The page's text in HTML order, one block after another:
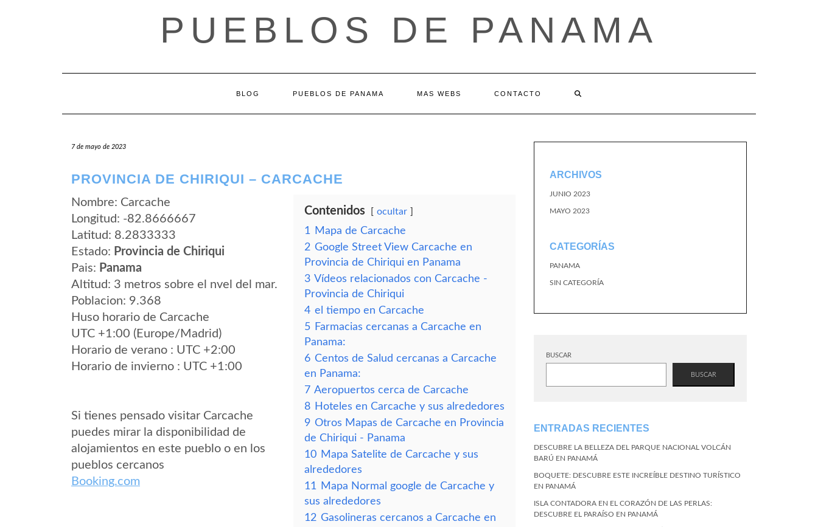
PUEBLOS DE PANAMA
BLOG PUEBLOS DE PANAMA MAS WEBS CONTACTO
7 de mayo de 2023
PROVINCIA DE CHIRIQUI – CARCACHE
Nombre: Carcache
Longitud: -82.8666667
Latitud: 8.2833333
Estado: Provincia de Chiriqui
Pais: Panama
Altitud: 3 metros sobre el nvel del mar.
Poblacion: 9.368
Huso horario de Carcache
UTC +1:00 (Europe/Madrid)
Horario de verano : UTC +2:00
Horario de invierno : UTC +1:00
Si tienes pensado visitar Carcache
puedes mirar la disponibilidad de
alojamientos en este pueblo o en los
pueblos cercanos
Booking.com
Contenidos ocultar
1
Mapa de Carcache
2 Google Street View Carcache en
Provincia de Chiriqui en Panama
3 Vídeos relacionados con Carcache -
Provincia de Chiriqui
4 el tiempo en Carcache
5 Farmacias cercanas a Carcache en
Panama:
6 Centos de Salud cercanas a Carcache
en Panama:
7 Aeropuertos cerca de Carcache
8 Hoteles en Carcache y sus alrededores
9 Otros Mapas de Carcache en Provincia
de Chiriqui - Panama
10 Mapa Satelite de Carcache y sus
alrededores
11
Mapa Normal google de Carcache y
sus alrededores
12 Gasolineras cercanos a Carcache en
ARCHIVOS
JUNIO 2023
MAYO 2023
CATEGORÍAS
PANAMA
SIN CATEGORÍA
BUSCAR
BUSCAR
ENTRADAS RECIENTES
DESCUBRE LA BELLEZA DEL PARQUE NACIONAL VOLCÁN
BARÚ EN PANAMÁ
BOQUETE: DESCUBRE ESTE INCREÍBLE DESTINO TURÍSTICO
EN PANAMÁ
ISLA CONTADORA EN EL CORAZÓN DE LAS PERLAS:
DESCUBRE EL PARAÍSO EN PANAMÁ